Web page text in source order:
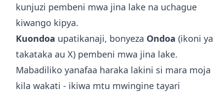
kunjuzi pembeni mwa jina lake na uchague
kiwango kipya.
Kuondoa upatikanaji, bonyeza Ondoa (ikoni ya
takataka au X) pembeni mwa jina lake.
Mabadiliko yanafaa haraka lakini si mara moja
kila wakati - ikiwa mtu mwingine tayari